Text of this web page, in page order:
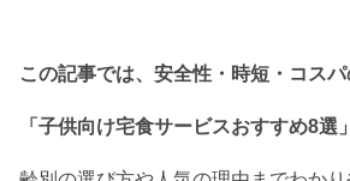
この記事では、安全性・時短・コス
「子供向け宅食サービスおすすめ8選